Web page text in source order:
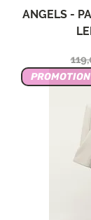
ANGELS -
PROMOTION